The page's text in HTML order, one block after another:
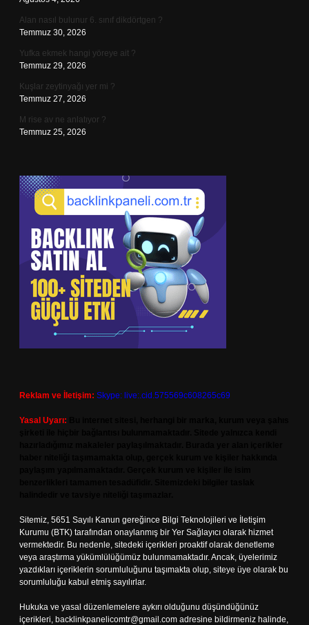
Alan nasıl bulunur 6. sınıf dikdörtgen ?
Temmuz 30, 2026
Yufka ekmek hangi yöreye ait ?
Temmuz 29, 2026
Kuşlar zeytinyağı yer mi ?
Temmuz 27, 2026
M rise av ne anlatıyor ?
Temmuz 25, 2026
Reklam ve İletişim: Skype: live:.cid.575569c608265c69
Yasal Uyarı:
Sitemiz, 5651 Sayılı Kanun gereğince Bilgi Teknolojileri ve İletişim
Kurumu (BTK) tarafından onaylanmış bir Yer Sağlayıcı olarak hizmet
vermektedir. Bu nedenle, sitedeki içerikleri proaktif olarak denetleme
veya araştırma yükümlülüğümüz bulunmamaktadır. Ancak, üyelerimiz
yazdıkları içeriklerin sorumluluğunu taşımakta olup, siteye üye olarak bu
sorumluluğu kabul etmiş sayılırlar.
Hukuka ve yasal düzenlemelere aykırı olduğunu düşündüğünüz
içerikleri, backlinkpanelicomtr@gmail.com adresine bildirmeniz halinde,